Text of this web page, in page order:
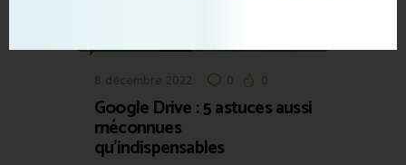
8 décembre 2022 0 0
Google Drive : 5 astuces aussi
méconnues
qu’indispensables